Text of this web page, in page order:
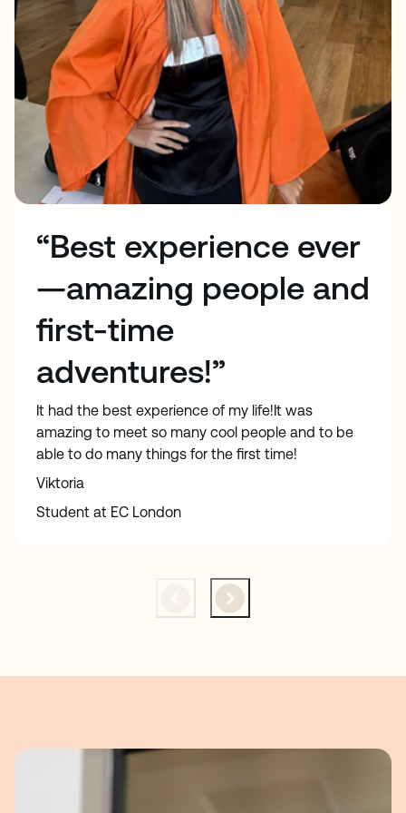
“Best experience ever
—amazing people and
first-time
adventures!”
It had the best experience of my life!It was
amazing to meet so many cool people and to be
able to do many things for the first time!
Viktoria
Student at EC London